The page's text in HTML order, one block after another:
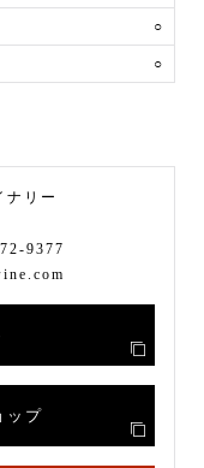
○
○
ナリー
9377
ップ